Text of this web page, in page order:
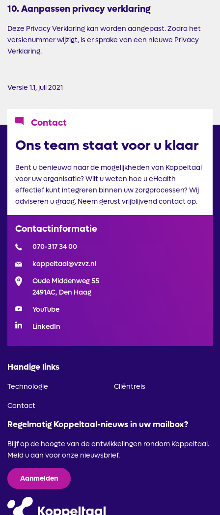
10. Aanpassen privacy verklaring
Deze Privacy Verklaring kan worden aangepast. Zodra het
versienummer wijzigt, is er sprake van een nieuwe Privacy
Verklaring.
Versie 1.1, juli 2021
IcoonContact
Ons team staat voor u klaar
Bent u benieuwd naar de mogelijkheden van Koppeltaal
voor uw organisatie? Wilt u weten hoe u eHealth
effectief kunt integreren binnen uw zorgprocessen? Wij
adviseren u graag. Neem gerust vrijblijvend contact op.
Contactinformatie
070-317 34 00
koppeltaal@vzvz.nl
Oude Middenweg 55
2491AC, Den Haag
YouTube
LinkedIn
Handige links
Technologie Cliëntreis
Contact
Regelmatig Koppeltaal-nieuws in uw mailbox?
Blijf op de hoogte van de ontwikkelingen rondom Koppeltaal.
Meld u aan voor onze nieuwsbrief.
Aanmelden